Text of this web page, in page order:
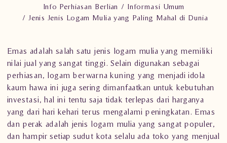
Info Perhiasan Berlian
Informasi Umum
Jenis Jenis Logam Mulia yang Paling Mahal di Dunia
Emas adalah salah satu jenis logam mulia yang memiliki
nilai jual yang sangat tinggi. Selain digunakan sebagai
perhiasan, logam berwarna kuning yang menjadi idola
kaum hawa ini juga sering dimanfaatkan untuk kebutuhan
investasi, hal ini tentu saja tidak terlepas dari harganya
yang dari hari kehari terus mengalami peningkatan. Emas
dan perak adalah jenis logam mulia yang sangat populer,
dan hampir setiap sudut kota selalu ada toko yang menjual